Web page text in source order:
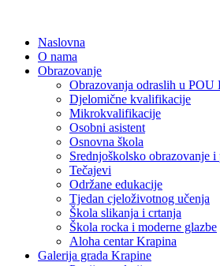
Naslovna
O nama
Obrazovanje
Obrazovanja odraslih u POU
Djelomične kvalifikacije
Mikrokvalifikacije
Osobni asistent
Osnovna škola
Srednjoškolsko obrazovanje
Tečajevi
Održane edukacije
Tjedan cjeloživotnog učenja
Škola slikanja i crtanja
Škola rocka i moderne glazbe
Aloha centar Krapina
Galerija grada Krapine